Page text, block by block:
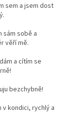
sem a jsem dost
sám sobě a
věří mě.
a cítím se
bezchybně!
v kondici, rychlý a
Send